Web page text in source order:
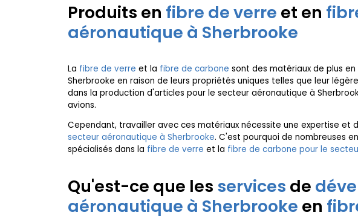
Produits en fibre de verre et en
aéronautique à Sherbrooke
La fibre de verre et la fibre de carbone sont des matériaux de plus
Sherbrooke en raison de leurs propriétés uniques telles que leur
dans la production d'articles pour le secteur aéronautique à
avions.
Cependant, travailler avec ces matériaux nécessite une expertise et
secteur aéronautique à Sherbrooke. C'est pourquoi de nombreuses
spécialisés dans la fibre de verre et la fibre de carbone pour le
Qu'est-ce que les services de
aéronautique à Sherbrooke en